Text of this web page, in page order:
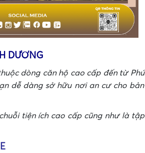
•
DƯƠNG
dòng căn hộ cao cấp đến từ Phú
dễ dàng sở hữu nơi an cư cho bản
tiện ích cao cấp cũng như là tập